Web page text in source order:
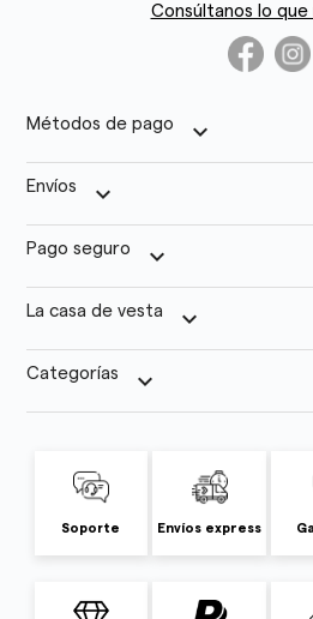
Consúltanos lo
Métodos de pago keyboard_arrow_down
Envíos keyboard_arrow_down
Pago seguro keyboard_arrow_down
La casa de vesta keyboard_arrow_down
Categorías keyboard_arrow_down
Soporte Envíos express